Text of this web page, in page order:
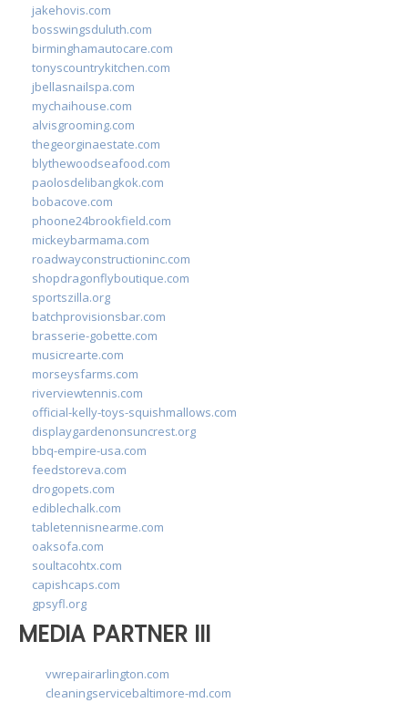
jakehovis.com
bosswingsduluth.com
birminghamautocare.com
tonyscountrykitchen.com
jbellasnailspa.com
mychaihouse.com
alvisgrooming.com
thegeorginaestate.com
blythewoodseafood.com
paolosdelibangkok.com
bobacove.com
phoone24brookfield.com
mickeybarmama.com
roadwayconstructioninc.com
shopdragonflyboutique.com
sportszilla.org
batchprovisionsbar.com
brasserie-gobette.com
musicrearte.com
morseysfarms.com
riverviewtennis.com
official-kelly-toys-squishmallows.com
displaygardenonsuncrest.org
bbq-empire-usa.com
feedstoreva.com
drogopets.com
ediblechalk.com
tabletennisnearme.com
oaksofa.com
soultacohtx.com
capishcaps.com
gpsyfl.org
MEDIA PARTNER III
vwrepairarlington.com
cleaningservicebaltimore-md.com